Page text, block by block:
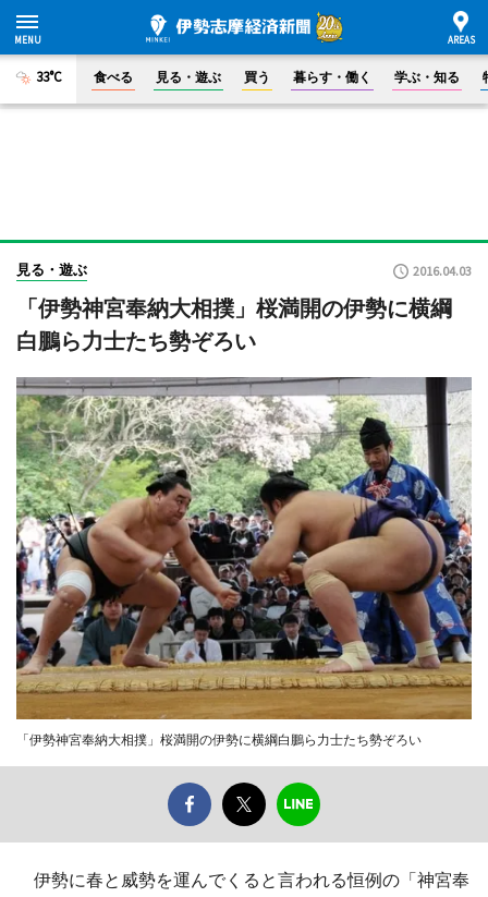
33°C 食べる 見る・遊ぶ 買う 暮らす・働く 学ぶ・知る
見る・遊ぶ 2016.04.03
「伊勢神宮奉納大相撲」桜満開の伊勢に横綱
白鵬ら力士たち勢ぞろい
「伊勢神宮奉納大相撲」桜満開の伊勢に横綱白鵬ら力士たち勢ぞろい
伊勢に春と威勢を運んでくると言われる恒例の「神宮奉